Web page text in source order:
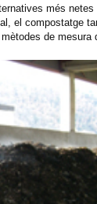
més netes
el compostatge
de mesura